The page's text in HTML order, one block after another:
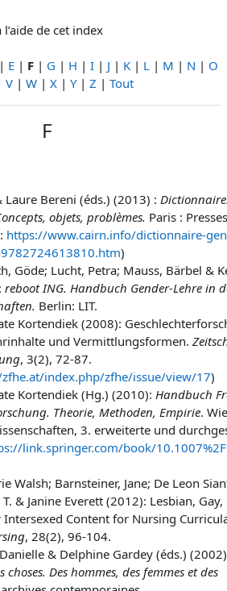
de cet index
| E | F | G | H | I | J | K | L | M | N | O
V | W | X | Y| Z | Tout
F
Laure Bereni (éds.) (2013) :
objets, problèmes. Paris :
https://www.cairn.info/dictionnaire-
)
Göde; Lucht, Petra; Mauss, Bärbel &
reboot ING. Handbuch Gender-Lehre in
Berlin: LIT.
Kortendiek (2008):
und Vermittlungsformen.
, 3(2), 72-87.
index.php/zfhe/issue/view/17)
Kortendiek (Hg.) (2010): Handbuch
Theorie, Methoden, Empirie.
3. erweiterte und
link.springer.com/book/
Walsh; Barnsteiner, Jane; De Leon
& Janine Everett (2012): Lesbian,
Intersexed Content for Nursing
, 28(2), 96-104.
& Delphine Gardey (éds.)
choses. Des hommes, des femmes et des